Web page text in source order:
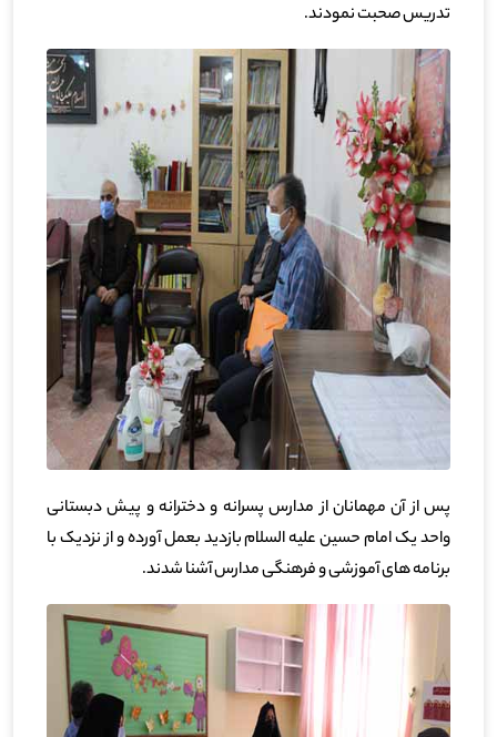
تدریس صحبت نمودند.
پس از آن مهمانان از مدارس پسرانه و دخترانه و پیش دبستانی
واحد یک امام حسین علیه السلام بازدید بعمل آورده و از نزدیک با
برنامه های آموزشی و فرهنگی مدارس آشنا شدند.